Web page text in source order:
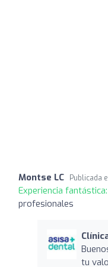
Montse LC Publicada
Experiencia fantástica:
profesionales
tu